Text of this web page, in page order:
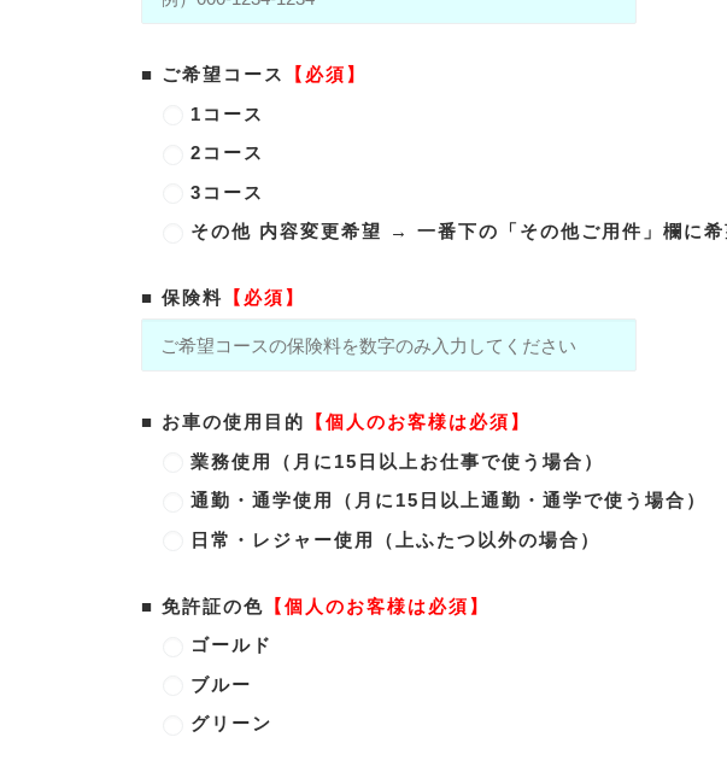
■ ご希望コース
【必須】
1コース
2コース
3コース
その他 内容変更希望 → 一番下の「その他ご用件」欄に
■ 保険料 【必須】
■ お車の使用目的
【個人のお客様は必須】
業務使用（月に15日以上お仕事で使う場合）
通勤・通学使用（月に15日以上通勤・通学で使う場合）
日常・レジャー使用（上ふたつ以外の場合）
■ 免許証の色 【個人のお客様は必須】
ゴールド
ブルー
グリーン